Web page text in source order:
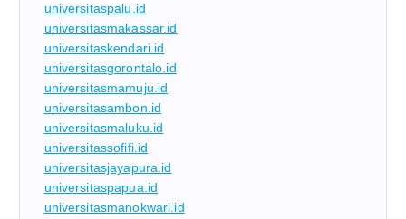
universitaspalu.id
universitasmakassar.id
universitaskendari.id
universitasgorontalo.id
universitasmamuju.id
universitasambon.id
universitasmaluku.id
universitassofifi.id
universitasjayapura.id
universitaspapua.id
universitasmanokwari.id